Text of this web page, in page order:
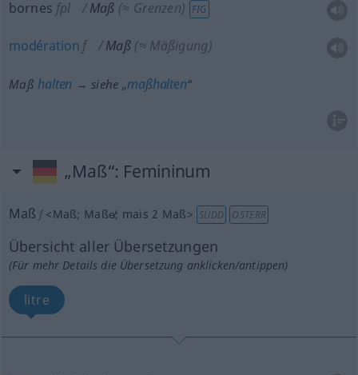
bornes fpl Maß (≈ Grenzen) FIG
modération f Maß (≈ Mäßigung)
Maßhalten → siehe „maßhalten“
„Maß“: Femininum
Maß f <Maß; Maße̸; mais 2 Maß> SÜDD ÖSTERR
Übersicht aller Übersetzungen
(Für mehr Details die Übersetzung anklicken/antippen)
litre